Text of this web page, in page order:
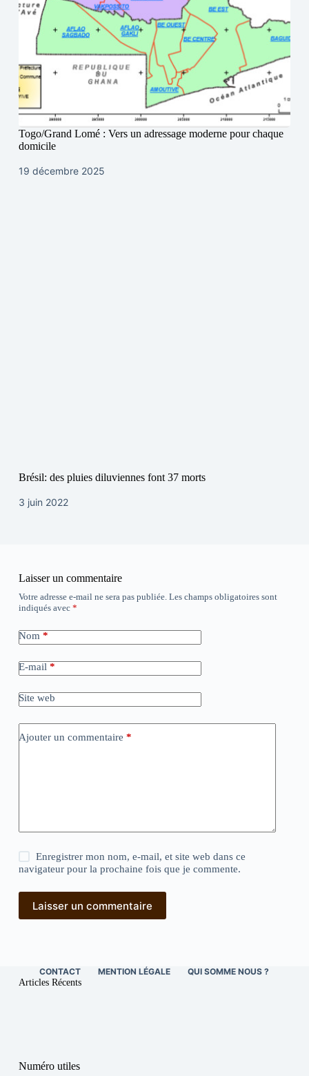
Togo/Grand Lomé : Vers un adressage moderne pour chaque
domicile
19 décembre 2025
Brésil: des pluies diluviennes font 37 morts
3 juin 2022
Laisser un commentaire
Votre adresse e-mail ne sera pas publiée. Les champs obligatoires sont
indiqués avec *
Nom *
E-mail *
Site web
Ajouter un commentaire *
Enregistrer mon nom, e-mail, et site web dans ce
navigateur pour la prochaine fois que je commente.
Laisser un commentaire
CONTACT MENTION LÉGALE QUI SOMME NOUS ?
Articles Récents
Numéro utiles